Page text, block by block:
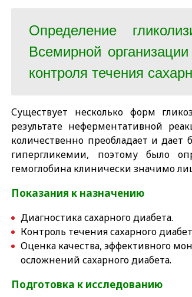
Определение
Всемирной
контроля течения
Существует несколько форм
результате неферментативной
количественно преобладает и
гипергликемии, поэтому было
гемоглобина клинически значимо
Показания к назначению
Диагностика сахарного диабета.
Контроль течения сахарного
Оценка качества, эффективного
осложнений сахарного диабета.
Подготовка к исследованию